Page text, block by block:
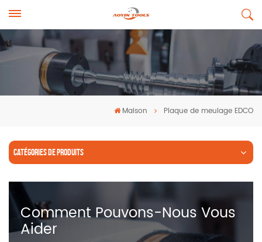
Maison Plaque de meulage EDCO
CATÉGORIES DE PRODUITS
Comment Pouvons-Nous Vous
Aider